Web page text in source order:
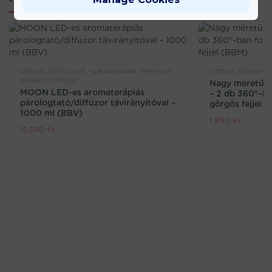
MOON LED-es aromaterápiás
párologtató/diffúzor távirányítóval –
1000 ml (BBV)
12.590 Ft
Nagy méretű,
– 2 db 360°-
görgős fejjel
1.890 Ft